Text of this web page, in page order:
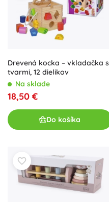
Drevená kocka – vkladačka s
tvarmi, 12 dielikov
Na sklade
18,50 €
Do košíka